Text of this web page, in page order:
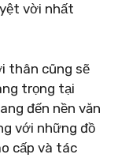
vời nhất
thân cũng sẽ
trọng tại
đến nền văn
với những đồ
cấp và tác